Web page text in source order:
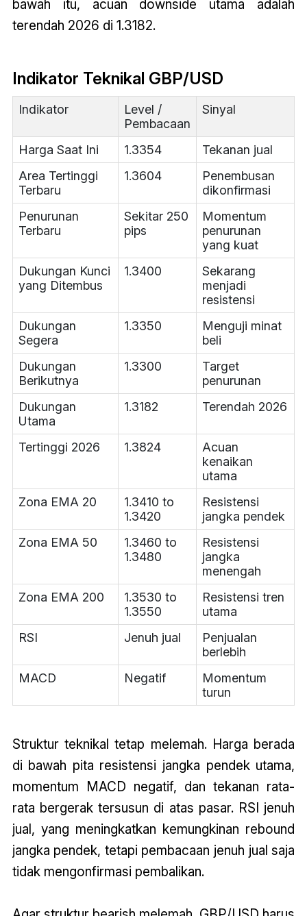
bawah itu, acuan downside utama adalah
terendah 2026 di 1.3182.
Indikator Teknikal GBP/USD
Indikator
Level /
Pembacaan
Sinyal
Harga Saat Ini 1.3354
Tekanan jual
Area Tertinggi
Terbaru
1.3604
Penembusan
dikonfirmasi
Penurunan
Terbaru
Sekitar 250
pips
Momentum
penurunan
yang kuat
Dukungan Kunci
yang Ditembus
1.3400
Sekarang
menjadi
resistensi
Dukungan
Segera
1.3350
Menguji minat
beli
Dukungan
Berikutnya
1.3300
Target
penurunan
Dukungan
Utama
1.3182 Terendah 2026
Tertinggi 2026 1.3824
Acuan
kenaikan
utama
Zona EMA 20
1.3410 to
1.3420
Resistensi
jangka pendek
Zona EMA 50
1.3460 to
1.3480
Resistensi
jangka
menengah
Zona EMA 200
1.3530 to
1.3550
Resistensi tren
utama
RSI
Jenuh jual
Penjualan
berlebih
MACD
Negatif
Momentum
turun
Struktur teknikal tetap melemah. Harga berada
di bawah pita resistensi jangka pendek utama,
momentum MACD negatif, dan tekanan rata-
rata bergerak tersusun di atas pasar. RSI jenuh
jual, yang meningkatkan kemungkinan rebound
jangka pendek, tetapi pembacaan jenuh jual saja
tidak mengonfirmasi pembalikan.